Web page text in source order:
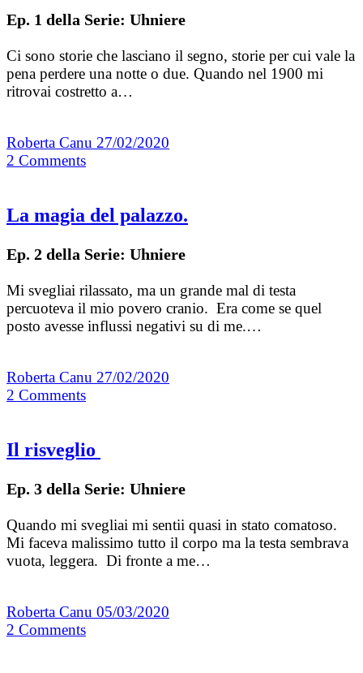
Ep. 1 della Serie: Uhniere
Ci sono storie che lasciano il segno, storie per cui vale la
pena perdere una notte o due. Quando nel 1900 mi
ritrovai costretto a…
Roberta Canu 27/02/2020
2 Comments
La magia del palazzo.
Ep. 2 della Serie: Uhniere
Mi svegliai rilassato, ma un grande mal di testa
percuoteva il mio povero cranio. Era come se quel
posto avesse influssi negativi su di me.…
Roberta Canu 27/02/2020
2 Comments
Il risveglio
Ep. 3 della Serie: Uhniere
Quando mi svegliai mi sentii quasi in stato comatoso.
Mi faceva malissimo tutto il corpo ma la testa sembrava
vuota, leggera. Di fronte a me…
Roberta Canu 05/03/2020
2 Comments